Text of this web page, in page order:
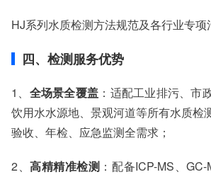
HJ系列水质检测方法规范及各行业专项
四、检测服务优势
1、 全场景全覆盖 ：适配工业排污、市
饮用水水源地、景观河道等所有水质检
验收、年检、应急监测全需求；
2、高精精准检测 ：配备ICP-MS、